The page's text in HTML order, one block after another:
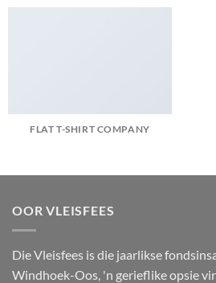
FLAT T-SHIRT COMPANY
OOR VLEISFEES
Die Vleisfees is die jaarlikse
Windhoek-Oos, 'n gerieflike opsie vir